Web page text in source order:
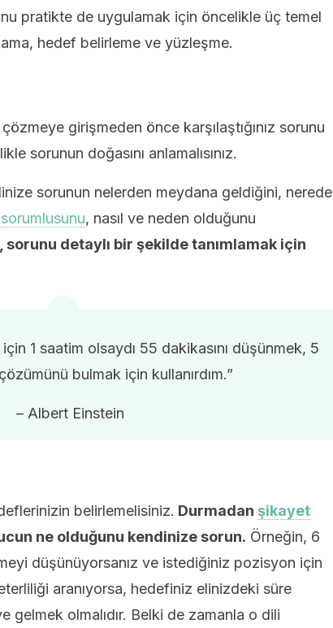
pratikte de uygulamak için öncelikle üç temel
hedef belirleme ve yüzleşme.
girişmeden önce karşılaştığınız sorunu
sorunun doğasını anlamalısınız.
sorunun nelerden meydana geldiğini, nerede
sorumlusunu, nasıl ve neden olduğunu
sorunu detaylı bir şekilde tanımlamak için
1 saatim olsaydı 55 dakikasını düşünmek, 5
bulmak için kullanırdım.”
– Albert Einstein
belirlemelisiniz. Durmadan şikayet
ne olduğunu kendinize sorun. Örneğin, 6
düşünüyorsanız ve istediğiniz pozisyon için
aranıyorsa, hedefiniz elinizdeki süre
gelmek olmalıdır. Belki de zamanla o dili